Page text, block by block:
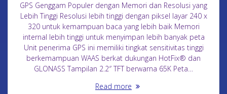
GPS Genggam Populer dengan Memori dan Resolusi yang
Lebih Tinggi Resolusi lebih tinggi dengan piksel layar 240 x
320 untuk kemampuan baca yang lebih baik Memori
internal lebih tinggi untuk menyimpan lebih banyak peta
Unit penerima GPS ini memiliki tingkat sensitivitas tinggi
berkemampuan WAAS berkat dukungan HotFix® dan
GLONASS Tampilan 2.2″ TFT berwarna 65K Peta…
Read more